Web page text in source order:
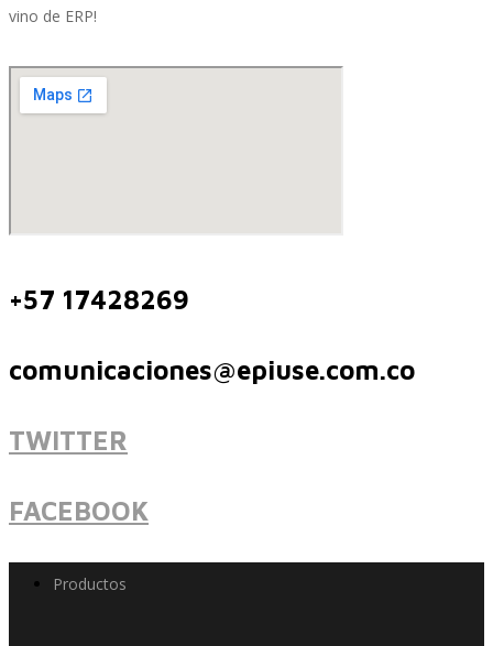
SAP SuccessFactors People Analytics
Paquetes de Soporte - Apoyo COVID19
Productos
vino de ERP!
+57 17428269
comunicaciones@epiuse.com.co
TWITTER
FACEBOOK